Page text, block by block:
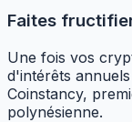
Faites
Une fois vos
d'intérêts
Coinstancy,
polynésienne.